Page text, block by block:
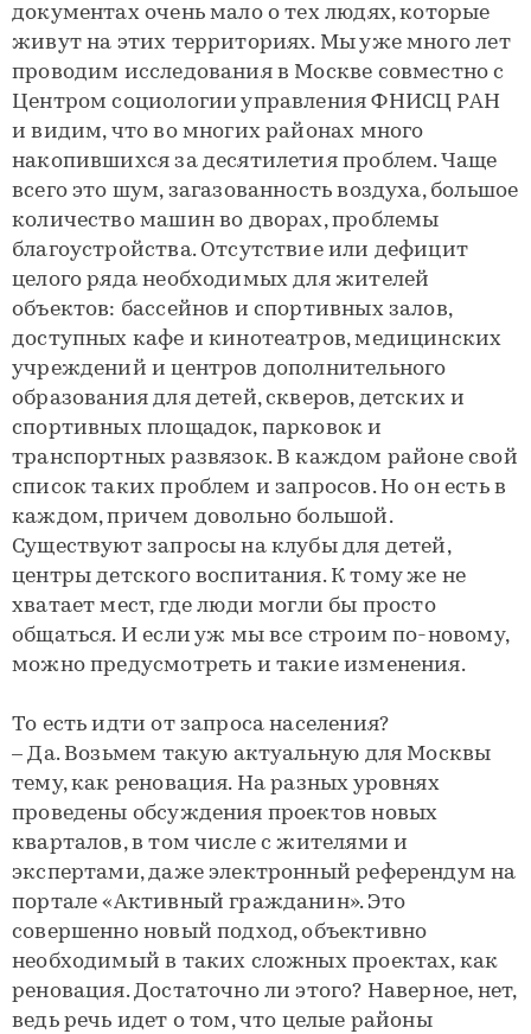
документах очень мало о тех людях, которые
живут на этих территориях. Мы уже много лет
проводим исследования в Москве совместно с
Центром социологии управления ФНИСЦ РАН
и видим, что во многих районах много
накопившихся за десятилетия проблем. Чаще
всего это шум, загазованность воздуха, большое
количество машин во дворах, проблемы
благоустройства. Отсутствие или дефицит
целого ряда необходимых для жителей
объектов: бассейнов и спортивных залов,
доступных кафе и кинотеатров, медицинских
учреждений и центров дополнительного
образования для детей, скверов, детских и
спортивных площадок, парковок и
транспортных развязок. В каждом районе свой
список таких проблем и запросов. Но он есть в
каждом, причем довольно большой.
Существуют запросы на клубы для детей,
центры детского воспитания. К тому же не
хватает мест, где люди могли бы просто
общаться. И если уж мы все строим по-новому,
можно предусмотреть и такие изменения.
То есть идти от запроса населения?
– Да. Возьмем такую актуальную для Москвы
тему, как реновация. На разных уровнях
проведены обсуждения проектов новых
кварталов, в том числе с жителями и
экспертами, даже электронный референдум на
портале «Активный гражданин». Это
совершенно новый подход, объективно
необходимый в таких сложных проектах, как
реновация. Достаточно ли этого? Наверное, нет,
ведь речь идет о том, что целые районы